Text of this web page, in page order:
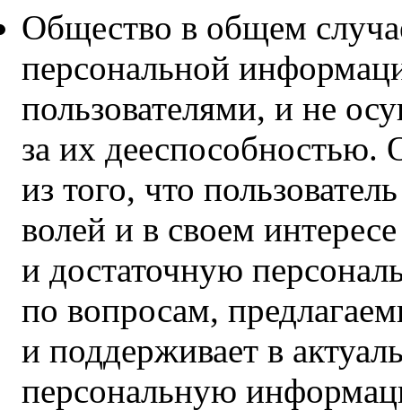
Общество в общем
персональной
пользователями, и не
за их дееспособностью.
из того, что
волей и в своем
и достаточную
по вопросам,
и поддерживает в
персональную